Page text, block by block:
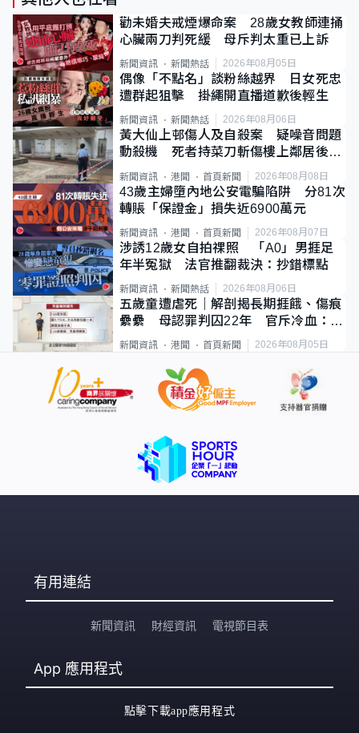
勸未婚夫戒煙爆命案 28歲女教師連捅
心臟兩刀判死緩 母斥判太重已上訴
新聞資訊 新聞熱話 2026年08月05日
偶像「不點名」談粉絲越界 日女死忠
遭群起狙擊 掛繩開直播道歉後輕生
新聞資訊 新聞熱話 2026年08月06日
黃大仙上邨傷人及自殺案 疑噪音問題
動殺機 死者持菜刀斬傷樓上鄰居後墮
新聞資訊 港聞 首頁新聞 2026年08月08日
43歲主婦墮內地公安電騙陷阱 分81次
轉賬「保證金」損失近6900萬元
新聞資訊 港聞 首頁新聞 2026年08月07日
涉誘12歲女自拍祼照 「A0」男捱足
年半冤獄 法官推翻裁決：抄錯標點
新聞資訊 新聞熱話 2026年08月06日
五歲童遭虐死｜解剖揭長期捱餓、傷痕
纍纍 母認罪判囚22年 官斥冷血：同
類案最惡劣
新聞資訊 港聞 首頁新聞 2026年08月05日
有用連結
新聞資訊 財經資訊 電視節目表
App 應用程式
點擊下載app應用程式